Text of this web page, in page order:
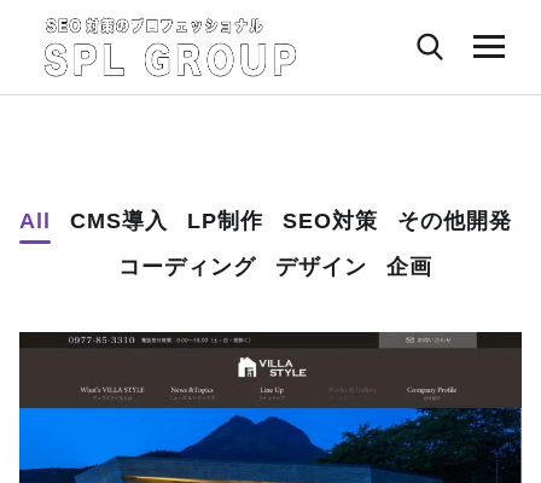
All CMS導入 LP制作 SEO対策
その他開発
コーディング
デザイン 企画